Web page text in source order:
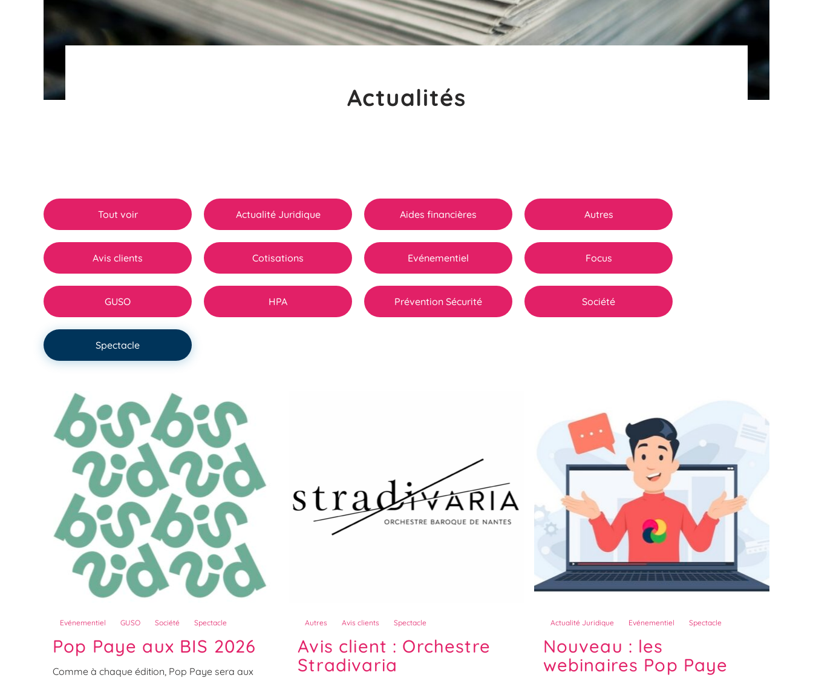
Actualités
Tout voir Actualité Juridique Aides financières Autres
Avis clients Cotisations Evénementiel Focus
GUSO HPA Prévention Sécurité Société
Spectacle
Evénementiel GUSO Société Spectacle
Pop Paye aux BIS 2026
Comme à chaque édition, Pop Paye sera aux
Autres Avis clients Spectacle
Avis client : Orchestre
Stradivaria
Actualité Juridique Evénementiel Spectacle
Nouveau : les
webinaires Pop Paye